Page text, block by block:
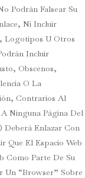
Podrán Falsear Su
Ni Incluir
Logotipos U Otros
Incluir
Obscenos,
O La
Contrarios Al
Ninguna Página Del
Deberá Enlazar Con
Que El Espacio Web
Como Parte De Su
Un “browser” Sobre